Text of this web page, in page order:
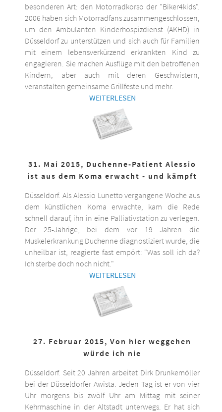
besonderen Art: den Motorradkorso der "Biker4kids".
2006 haben sich Motorradfans zusammengeschlossen,
um den Ambulanten Kinderhospizdienst (AKHD) in
Düsseldorf zu unterstützen und sich auch für Familien
mit einem lebensverkürzend erkrankten Kind zu
engagieren. Sie machen Ausflüge mit den betroffenen
Kindern, aber auch mit deren Geschwistern,
veranstalten gemeinsame Grillfeste und mehr.
WEITERLESEN
31. Mai 2015, Duchenne-Patient Alessio
ist aus dem Koma erwacht - und kämpft
Düsseldorf. Als Alessio Lunetto vergangene Woche aus
dem künstlichen Koma erwachte, kam die Rede
schnell darauf, ihn in eine Palliativstation zu verlegen.
Der 25-Jährige, bei dem vor 19 Jahren die
Muskelerkrankung Duchenne diagnostiziert wurde, die
unheilbar ist, reagierte fast empört: "Was soll ich da?
Ich sterbe doch noch nicht."
WEITERLESEN
27. Februar 2015, Von hier weggehen
würde ich nie
Düsseldorf. Seit 20 Jahren arbeitet Dirk Drunkemöller
bei der Düsseldorfer Awista. Jeden Tag ist er von vier
Uhr morgens bis zwölf Uhr am Mittag mit seiner
Kehrmaschine in der Altstadt unterwegs. Er hat sich